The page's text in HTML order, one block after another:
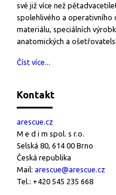
své již více než
spolehlivého a operativního
materiálu, speciálních
anatomických a
Číst více...
Kontakt
arescue.cz
M e d i m spol. s r.o.
Selská 80, 614 00 Brno
Česká republika
Mail: arescue@arescue.cz
Tel.: +420 545 235 668